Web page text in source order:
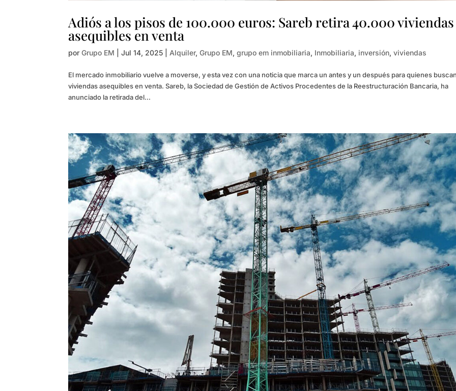
Adiós a los pisos de 100.000 euros: Sareb retira 40.000 viviendas
asequibles en venta
porGrupo EM |Jul 14, 2025 |Alquiler,Grupo EM,grupo em inmobiliaria, Inmobiliaria, inversión,viviendas
El mercado inmobiliario vuelve a moverse, y esta vez con una noticia que marca un antes y un después para quienes
viviendas asequibles en venta. Sareb, la Sociedad de Gestión de Activos Procedentes de la Reestructuración Bancaria, ha
anunciado la retirada del...